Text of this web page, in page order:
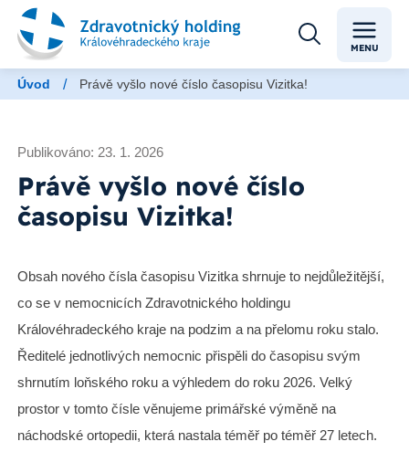
MENU
Úvod / Právě vyšlo nové číslo časopisu Vizitka!
Publikováno: 23. 1. 2026
Právě vyšlo nové číslo
časopisu Vizitka!
Obsah nového čísla časopisu Vizitka shrnuje to nejdůležitější,
co se v nemocnicích Zdravotnického holdingu
Královéhradeckého kraje na podzim a na přelomu roku stalo.
Ředitelé jednotlivých nemocnic přispěli do časopisu svým
shrnutím loňského roku a výhledem do roku 2026. Velký
prostor v tomto čísle věnujeme primářské výměně na
náchodské ortopedii, která nastala téměř po téměř 27 letech.